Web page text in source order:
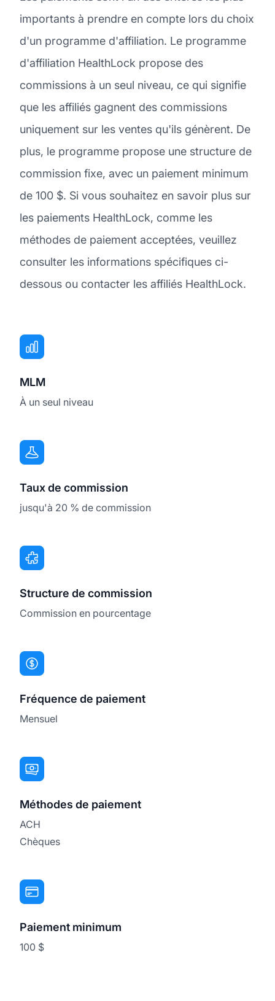
importants à prendre en compte lors du choix
d'un programme d'affiliation. Le programme
d'affiliation HealthLock propose des
commissions à un seul niveau, ce qui signifie
que les affiliés gagnent des commissions
uniquement sur les ventes qu'ils génèrent. De
plus, le programme propose une structure de
commission fixe, avec un paiement minimum
de 100 $. Si vous souhaitez en savoir plus sur
les paiements HealthLock, comme les
méthodes de paiement acceptées, veuillez
consulter les informations spécifiques ci-
dessous ou contacter les affiliés HealthLock.
MLM
À un seul niveau
Taux de commission
jusqu'à 20 % de commission
Structure de commission
Commission en pourcentage
Fréquence de paiement
Mensuel
Méthodes de paiement
ACH
Chèques
Paiement minimum
100 $